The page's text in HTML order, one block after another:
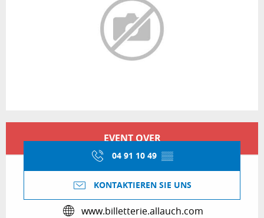
EVENT OVER
04 91 10 49 ▒▒
KONTAKTIEREN SIE UNS
www.billetterie.allauch.com